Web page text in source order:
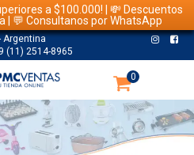
a $100.000! | 💸 Descuentos
| 💬 Consultanos por WhatsApp
Argentina
(11) 2514-8965
0